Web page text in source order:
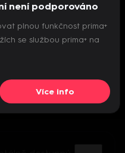
přehrávač
není podporováno
plnou funkčnost prima+
se službou prima+ na
Více info